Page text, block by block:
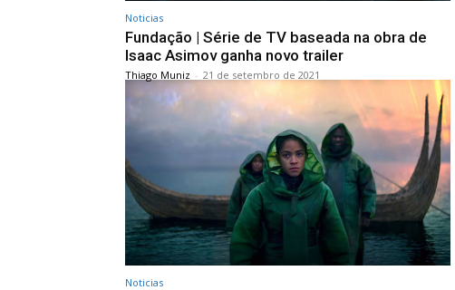
Noticias
Fundação | Série de TV baseada na obra de
Isaac Asimov ganha novo trailer
Thiago Muniz - 21 de setembro de 2021
Noticias